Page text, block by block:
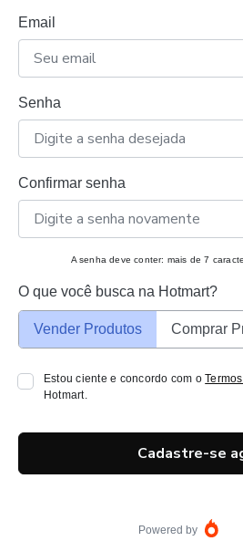
Email
Senha
Confirmar senha
A senha deve conter: mais de 7
O que você busca na Hotmart?
Vender Produtos Comprar
Estou ciente e concordo com o
Hotmart.
Cadastre-se
Powered by